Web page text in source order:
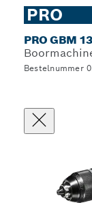
PRO
PRO GBM
Bestelnummer